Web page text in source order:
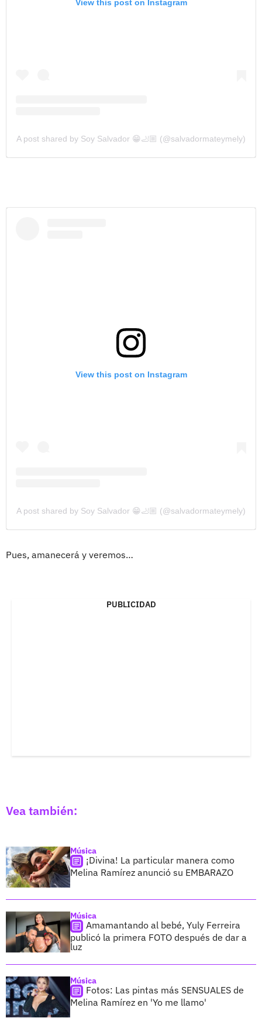
View this post on Instagram
A post shared by Soy Salvador 😁🦶🏼 (@salvadormateymely)
View this post on Instagram
A post shared by Soy Salvador 😁🦶🏼 (@salvadormateymely)
Pues, amanecerá y veremos…
PUBLICIDAD
Vea también:
Música
¡Divina! La particular manera como
Melina Ramírez anunció su EMBARAZO
Música
Amamantando al bebé, Yuly Ferreira
publicó la primera FOTO después de dar a
luz
Música
Fotos: Las pintas más SENSUALES de
Melina Ramírez en 'Yo me llamo'